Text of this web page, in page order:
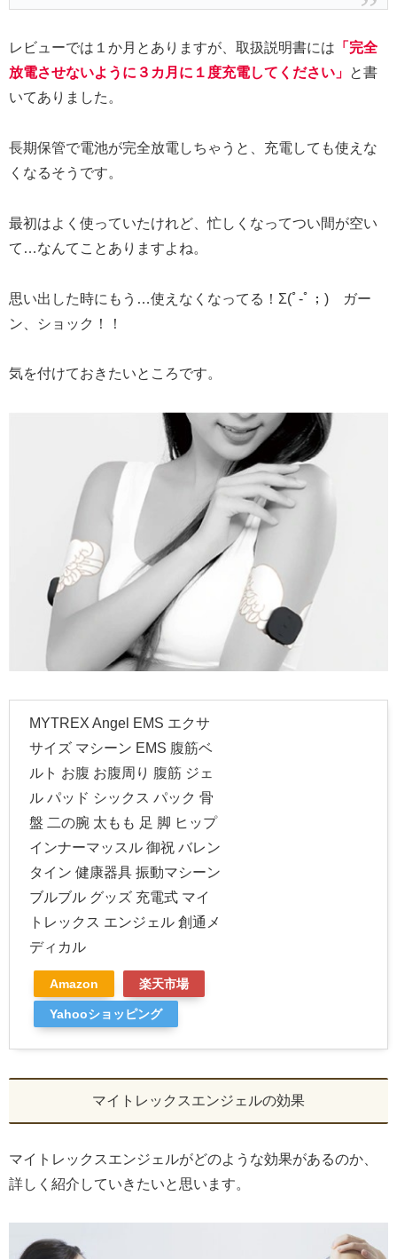
レビューでは１か月とありますが、取扱説明書には 「完全
放電させないように３カ月に１度充電してください」 と書
いてありました。
長期保管で電池が完全放電しちゃうと、充電しても使えな
くなるそうです。
最初はよく使っていたけれど、忙しくなってつい間が空い
て…なんてことありますよね。
思い出した時にもう…使えなくなってる！Σ(ﾟ-ﾟ；) ガー
ン、ショック！！
気を付けておきたいところです。
MYTREX Angel EMS エクサ
サイズ マシーン EMS 腹筋ベ
ルト お腹 お腹周り 腹筋 ジェ
ル パッド シックス パック 骨
盤 二の腕 太もも 足 脚 ヒップ
インナーマッスル 御祝 バレン
タイン 健康器具 振動マシーン
ブルブル グッズ 充電式 マイ
トレックス エンジェル 創通メ
ディカル
Amazon 楽天市場
Yahooショッピング
マイトレックスエンジェルの効果
マイトレックスエンジェルがどのような効果があるのか、
詳しく紹介していきたいと思います。